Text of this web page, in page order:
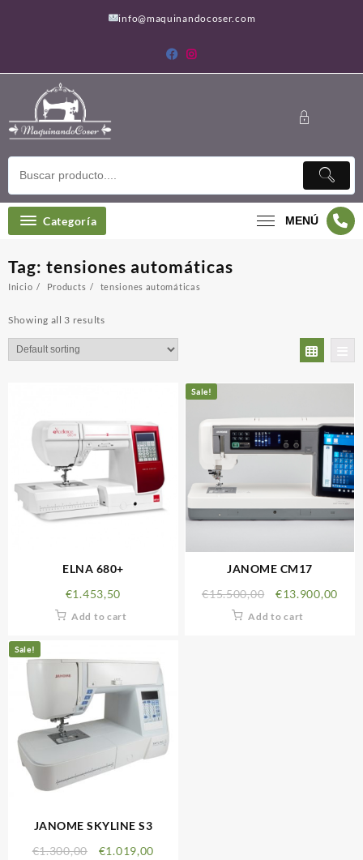
info@maquinandocoser.com
Categoría MENÚ
Tag: tensiones automáticas
Inicio Products tensiones automáticas
Showing all 3 results
ELNA 680+
€1.453,50
Add to cart
Sale!
JANOME CM17
€15.500,00 €13.900,00
Add to cart
Sale!
JANOME SKYLINE S3
€1.300,00 €1.019,00